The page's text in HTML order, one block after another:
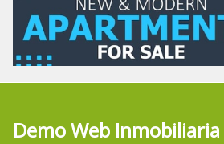
Demo Web Inmobiliaria